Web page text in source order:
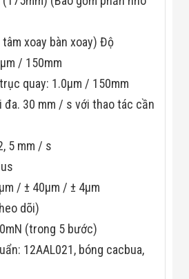
xoay bàn xoay) Độ
/ 150mm
quay: 1.0μm / 150mm
đa. 30 mm / s với thao tác cần
5 mm / s
/ ± 40μm / ± 4μm
dõi)
(trong 5 bước)
12AAL021, bóng cacbua,